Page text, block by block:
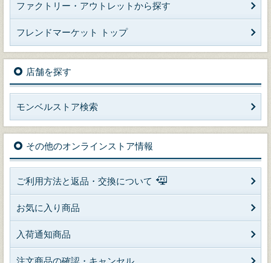
ファクトリー・アウトレットから探す
フレンドマーケット トップ
店舗を探す
モンベルストア検索
その他のオンラインストア情報
ご利用方法と返品・交換について
お気に入り商品
入荷通知商品
注文商品の確認・キャンセル